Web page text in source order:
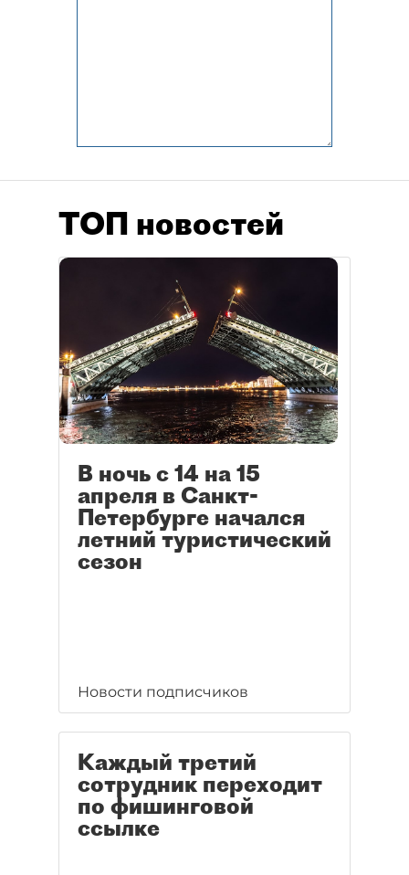
ТОП новостей
В ночь с 14 на 15
апреля в Санкт-
Петербурге начался
летний туристический
сезон
Новости подписчиков
Каждый третий
сотрудник переходит
по фишинговой
ссылке